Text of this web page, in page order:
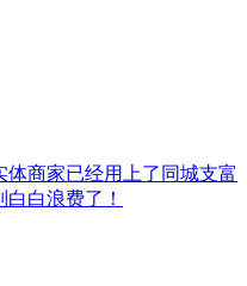
体商家已经用上了同城支富
白浪费了！